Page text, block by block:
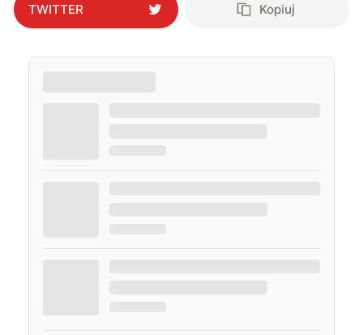
TWITTER Kopiuj